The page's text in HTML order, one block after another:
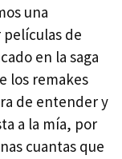
una
de
en la saga
los remakes
de entender y
a la mía, por
cuantas que